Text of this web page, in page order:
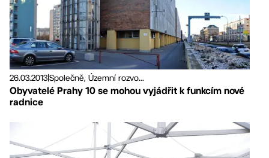
26.03.2013Společně, Územní rozvo...
Obyvatelé Prahy 10 se mohou vyjádřit k funkcím nové
radnice